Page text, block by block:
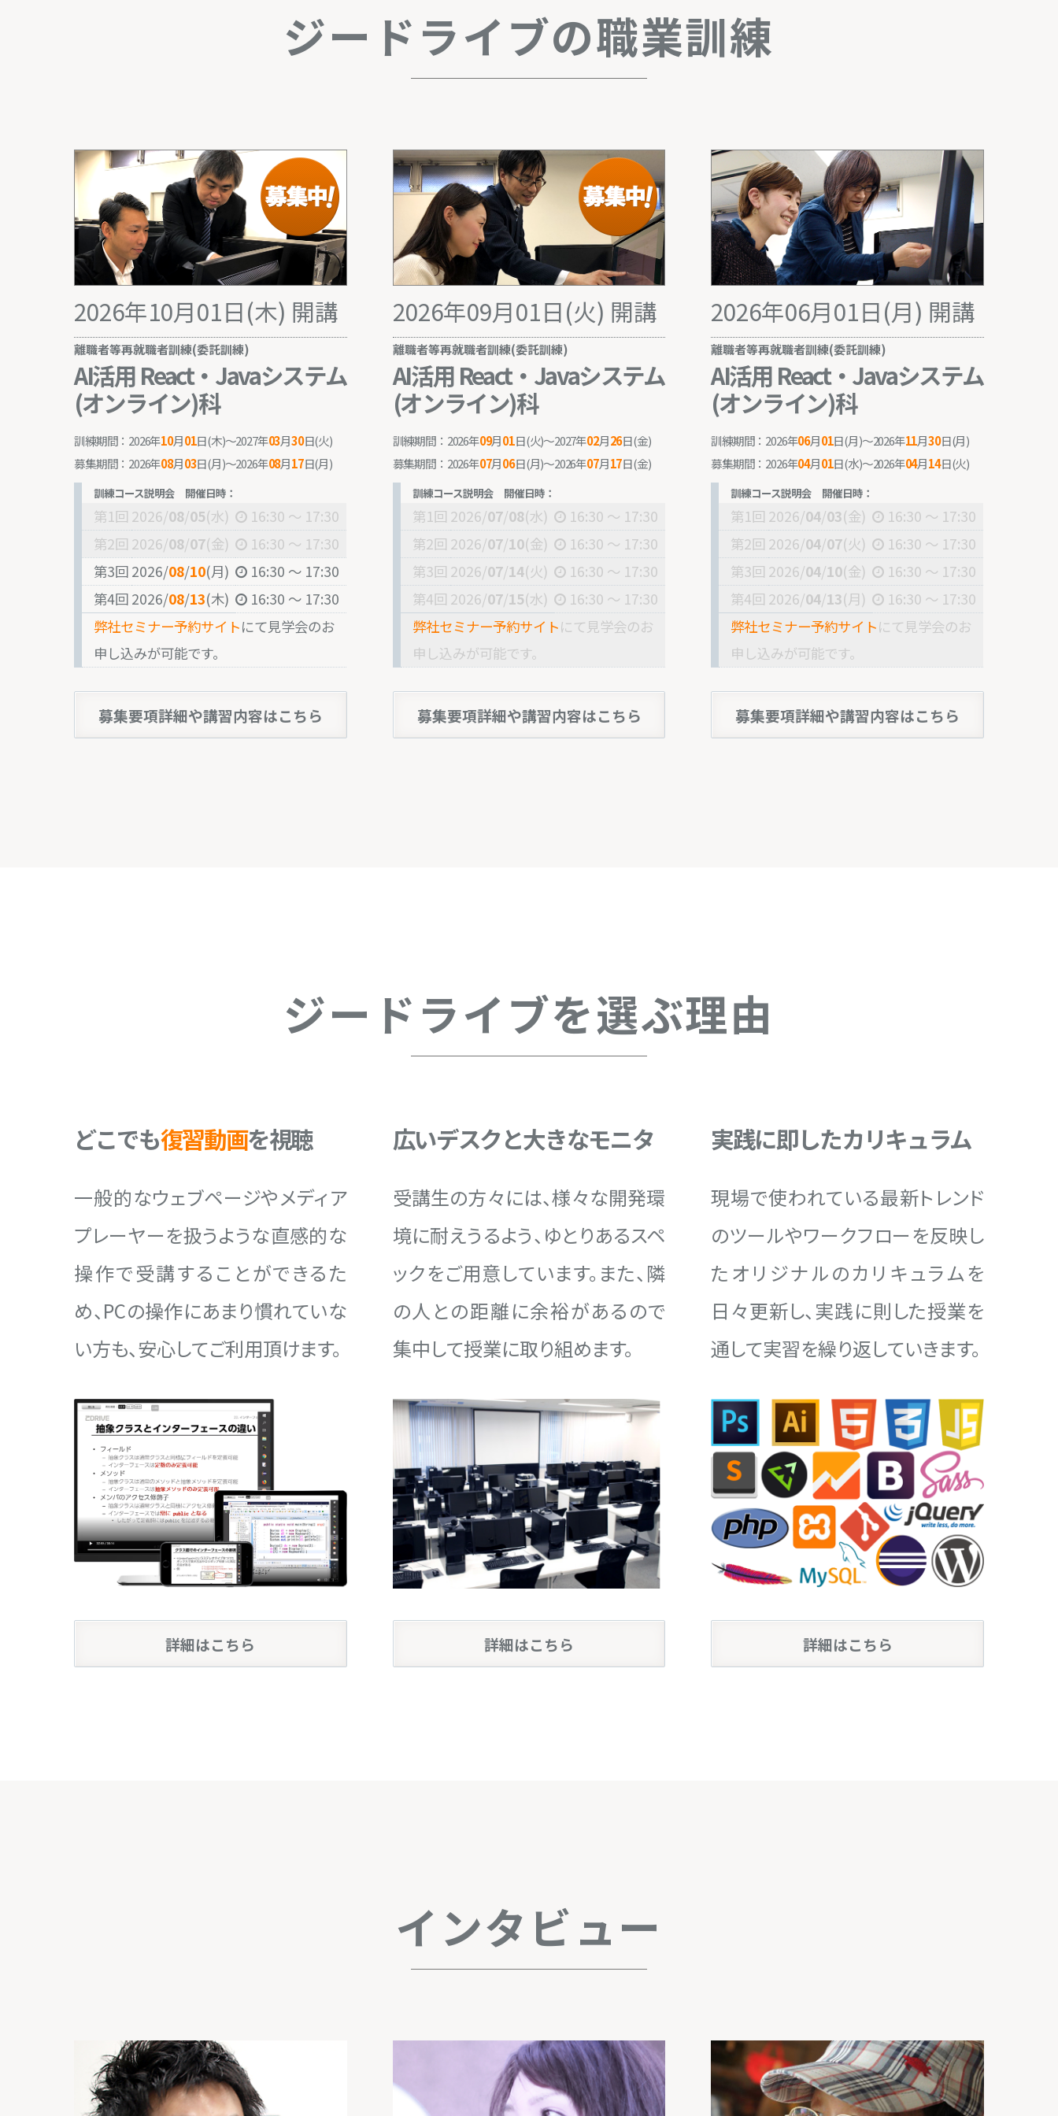
ジードライブの職業訓練
2026年10月01日(木) 開講
離職者等再就職者訓練(委託訓練)
AI活用 React・Javaシステム
(オンライン)科
訓練期間：2026年10月01日(木)～2027年03月30日(火)
募集期間：2026年08月03日(月)〜2026年08月17日(月)
訓練コース説明会 開催日時：
第1回 2026/08/05(水)
16:30 ～ 17:30
第2回 2026/08/07(金)
16:30 ～ 17:30
第3回 2026/08/10(月)
16:30 ～ 17:30
第4回 2026/08/13(木)
16:30 ～ 17:30
弊社セミナー予約サイトにて見学会のお
申し込みが可能です。
募集要項詳細や講習内容はこちら
2026年09月01日(火) 開講
離職者等再就職者訓練(委託訓練)
AI活用 React・Javaシステム
(オンライン)科
訓練期間：2026年09月01日(火)～2027年02月26日(金)
募集期間：2026年07月06日(月)〜2026年07月17日(金)
訓練コース説明会 開催日時：
第1回 2026/07/08(水)
16:30 ～ 17:30
第2回 2026/07/10(金)
16:30 ～ 17:30
第3回 2026/07/14(火)
16:30 ～ 17:30
第4回 2026/07/15(水)
16:30 ～ 17:30
弊社セミナー予約サイトにて見学会のお
申し込みが可能です。
募集要項詳細や講習内容はこちら
2026年06月01日(月) 開講
離職者等再就職者訓練(委託訓練)
AI活用 React・Javaシステム
(オンライン)科
訓練期間：2026年06月01日(月)～2026年11月30日(月)
募集期間：2026年04月01日(水)〜2026年04月14日(火)
訓練コース説明会 開催日時：
第1回 2026/04/03(金)
16:30 ～ 17:30
第2回 2026/04/07(火)
16:30 ～ 17:30
第3回 2026/04/10(金)
16:30 ～ 17:30
第4回 2026/04/13(月)
16:30 ～ 17:30
弊社セミナー予約サイトにて見学会のお
申し込みが可能です。
募集要項詳細や講習内容はこちら
ジードライブを選ぶ理由
どこでも復習動画を視聴
一般的なウェブページやメディア
プレーヤーを扱うような直感的な
操作で受講することができるた
め、PCの操作にあまり慣れていな
い方も、安心してご利用頂けます。
詳細はこちら
広いデスクと大きなモニタ
受講生の方々には、様々な開発環
境に耐えうるよう、ゆとりあるスペ
ックをご用意しています。また、隣
の人との距離に余裕があるので
集中して授業に取り組めます。
詳細はこちら
実践に即したカリキュラム
現場で使われている最新トレンド
のツールやワークフローを反映し
たオリジナルのカリキュラムを
日々更新し、実践に則した授業を
通して実習を繰り返していきます。
詳細はこちら
インタビュー